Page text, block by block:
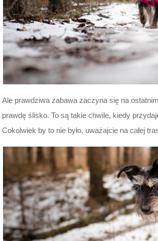
Ale prawdziwa zabawa zaczyna się na
prawdę ślisko. To są takie chwile, kiedy
Cokolwiek by to nie było, uważajcie na całej